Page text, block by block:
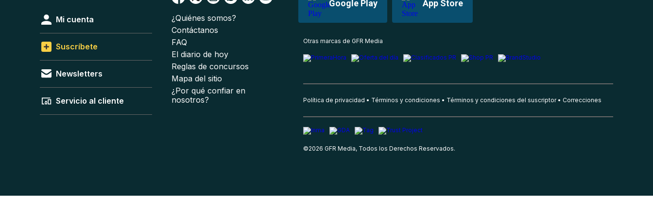
Google Play App Store
Mi cuenta
Suscríbete
Newsletters
Servicio al cliente
¿Quiénes somos?
Contáctanos
FAQ
El diario de hoy
Reglas de concursos
Mapa del sitio
¿Por qué confiar en
nosotros?
Otras marcas de GFR Media
Política de privacidad Términos y condiciones Términos y condiciones del suscriptor Correcciones
©2026 GFR Media, Todos los Derechos Reservados.